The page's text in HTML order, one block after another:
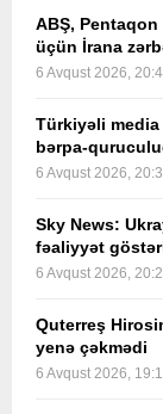
ABŞ, Pentaqon
üçün İrana
6 Avqust 2026,
Türkiyəli media
bərpa-
6 Avqust 2026,
Sky News:
fəaliyyət
6 Avqust 2026,
Quterreş
yenə çəkmədi
6 Avqust 2026,